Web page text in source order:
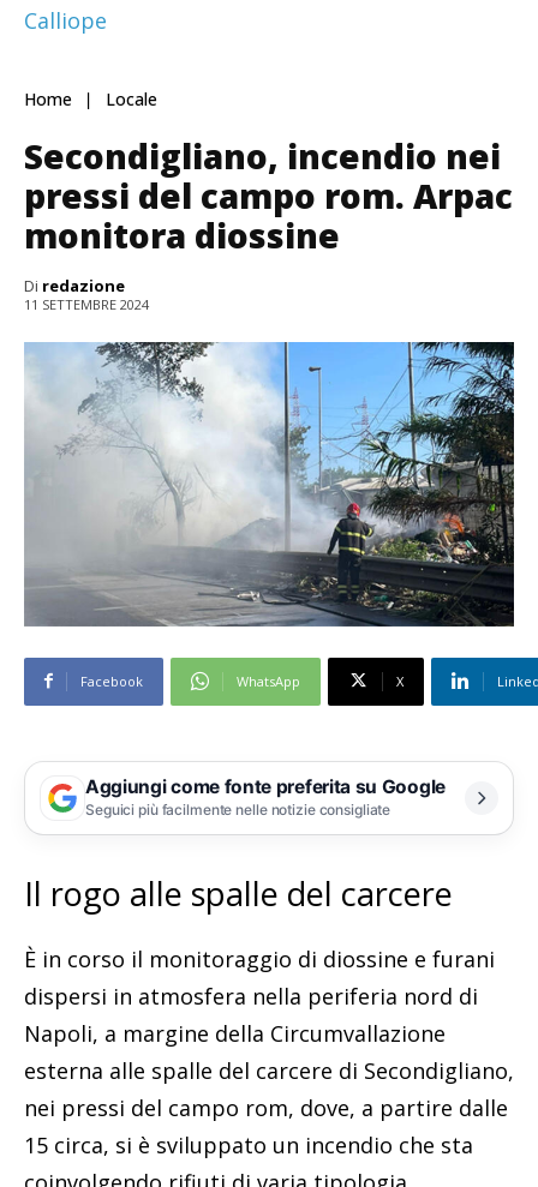
Calliope
Home Locale
Secondigliano, incendio nei
pressi del campo rom. Arpac
monitora diossine
Di redazione
11 SETTEMBRE 2024
Facebook WhatsApp X
Aggiungi come fonte preferita su Google
Seguici più facilmente nelle notizie consigliate
Il rogo alle spalle del carcere
È in corso il monitoraggio di diossine e furani
dispersi in atmosfera nella periferia nord di
Napoli, a margine della Circumvallazione
esterna alle spalle del carcere di Secondigliano,
nei pressi del campo rom, dove, a partire dalle
15 circa, si è sviluppato un incendio che sta